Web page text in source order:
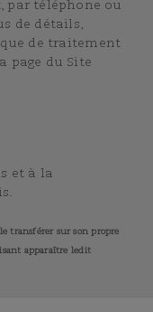
par téléphone ou
de détails,
de traitement
page du Site
et à la
transférer sur son propre
apparaître ledit